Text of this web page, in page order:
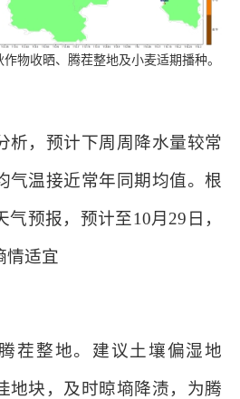
物收晒、腾茬整地及小麦适期播种。
析，预计下周周降水量较常
气温接近常年同期均值。根
预报，预计至10月29日，
情适宜
茬整地。建议土壤偏湿地
地块，及时晾墒降渍，为腾